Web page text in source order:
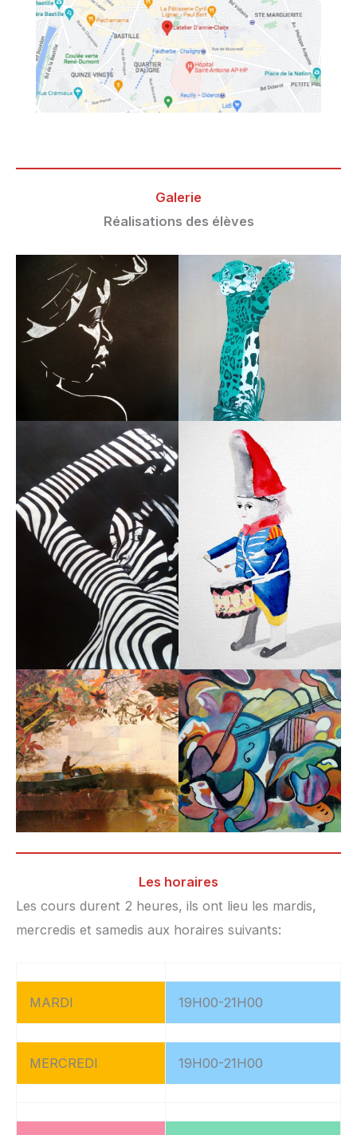
Galerie
Réalisations des élèves
Les horaires
Les cours durent 2 heures, ils ont lieu les mardis,
mercredis et samedis aux horaires suivants:
MARDI 19H00-21H00
MERCREDI 19H00-21H00